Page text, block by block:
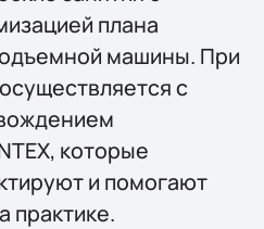
плана
машины. При
с
которые
и помогают
практике.